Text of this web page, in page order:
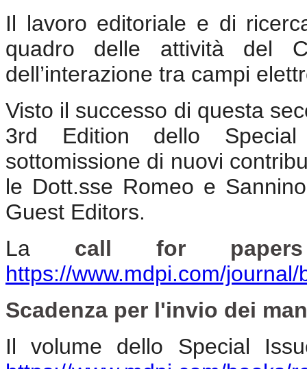
Il lavoro editoriale e di
quadro delle attività del
dell’interazione tra campi
Visto il successo di questa
3rd Edition dello
sottomissione di nuovi
le Dott.sse Romeo e
Guest Editors.
La call for papers
https://www.mdpi.com/
Scadenza per l'invio dei
Il volume dello Special